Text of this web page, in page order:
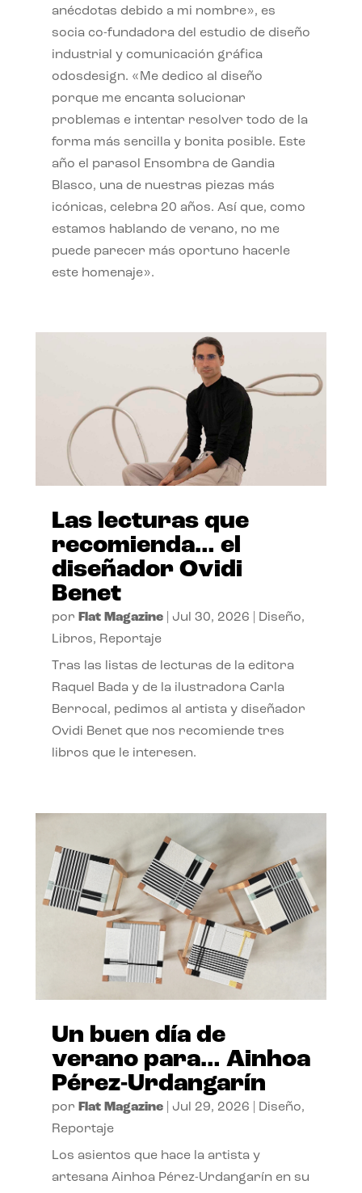
anécdotas debido a mi nombre», es
socia co-fundadora del estudio de diseño
industrial y comunicación gráfica
odosdesign. «Me dedico al diseño
porque me encanta solucionar
problemas e intentar resolver todo de la
forma más sencilla y bonita posible. Este
año el parasol Ensombra de Gandia
Blasco, una de nuestras piezas más
icónicas, celebra 20 años. Así que, como
estamos hablando de verano, no me
puede parecer más oportuno hacerle
este homenaje».
Las lecturas que
recomienda… el
diseñador Ovidi
Benet
por Flat Magazine| Jul 30, 2026 Diseño,
Libros, Reportaje
Tras las listas de lecturas de la editora
Raquel Bada y de la ilustradora Carla
Berrocal, pedimos al artista y diseñador
Ovidi Benet que nos recomiende tres
libros que le interesen.
Un buen día de
verano para… Ainhoa
Pérez-Urdangarín
por Flat Magazine| Jul 29, 2026 Diseño,
Reportaje
Los asientos que hace la artista y
artesana Ainhoa Pérez-Urdangarín en su